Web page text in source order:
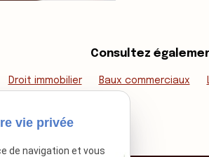
Consultez
Droit immobilier Baux commerciaux
vie privée
de navigation et vous